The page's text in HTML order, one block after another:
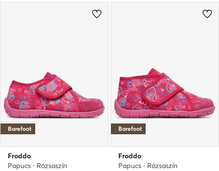
Barefoot
Froddo
Papucs · Rózsaszín
Barefoot
Froddo
Papucs · Rózsaszín